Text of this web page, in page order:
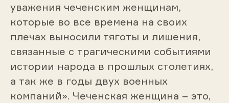
уважения чеченским женщинам,
которые во все времена на своих
плечах выносили тяготы и лишения,
связанные с трагическими событиями
истории народа в прошлых столетиях,
а так же в годы двух военных
компаний». Чеченская женщина – это,